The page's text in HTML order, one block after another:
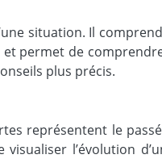
situation. Il
permet de
plus précis.
représentent le
l’évolution